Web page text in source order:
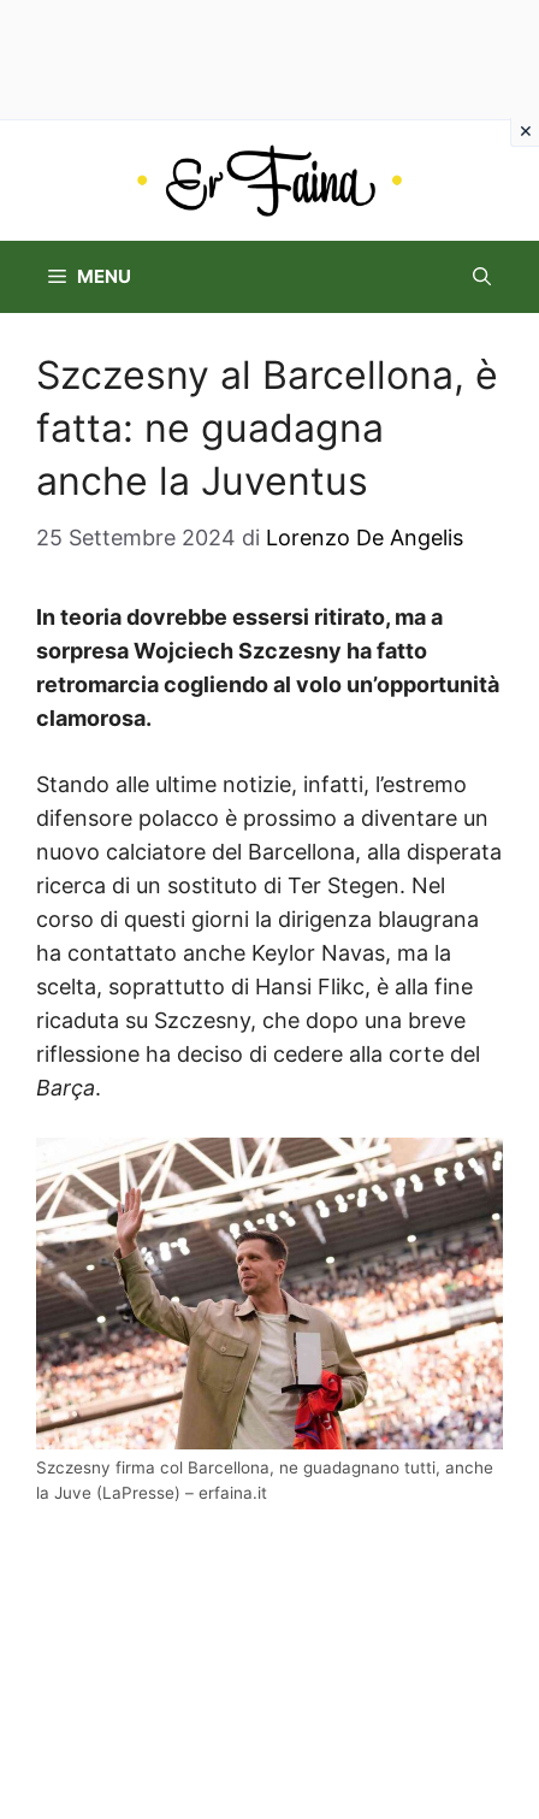
MENU
Szczesny al Barcellona, è
fatta: ne guadagna
anche la Juventus
25 Settembre 2024 di Lorenzo De Angelis
In teoria dovrebbe essersi ritirato, ma a
sorpresa Wojciech Szczesny ha fatto
retromarcia cogliendo al volo un’opportunità
clamorosa.
Stando alle ultime notizie, infatti, l’estremo
difensore polacco è prossimo a diventare un
nuovo calciatore del Barcellona, alla disperata
ricerca di un sostituto di Ter Stegen. Nel
corso di questi giorni la dirigenza blaugrana
ha contattato anche Keylor Navas, ma la
scelta, soprattutto di Hansi Flikc, è alla fine
ricaduta su Szczesny, che dopo una breve
riflessione ha deciso di cedere alla corte del
Barça.
Szczesny firma col Barcellona, ne guadagnano tutti, anche
la Juve (LaPresse) – erfaina.it